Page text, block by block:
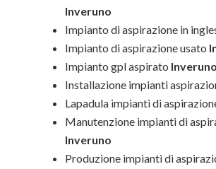
Inveruno
Impianto di aspirazione in
Impianto di aspirazione usato
Impianto gpl aspirato Inveruno
Installazione impianti
Lapadula impianti di
Manutenzione impianti di
Inveruno
Produzione impianti di